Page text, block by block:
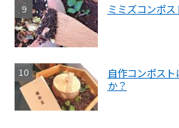
ミミズコンポ
自作コンポス
か？